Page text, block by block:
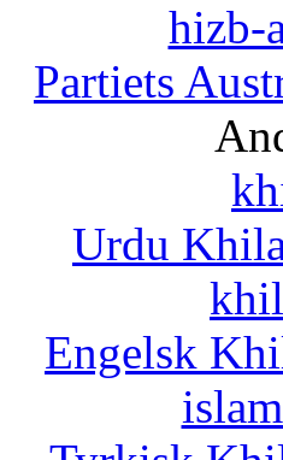
hizb-
Partiets
Urdu
Engelsk